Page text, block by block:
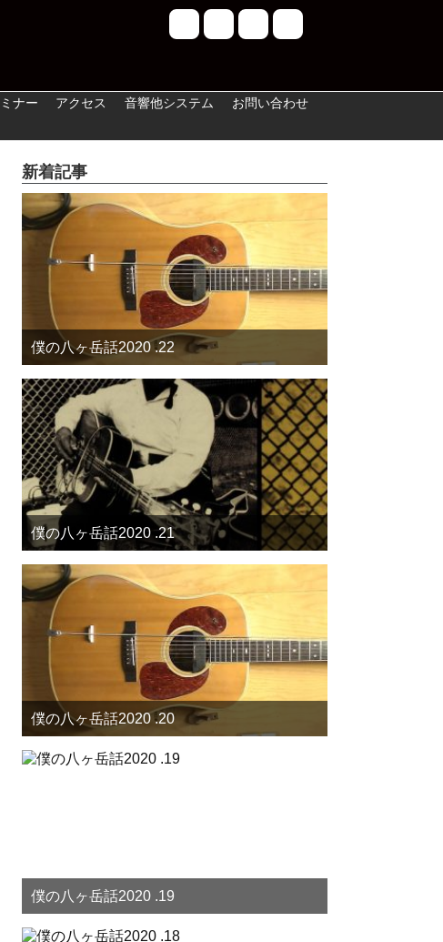
ナー アクセス 音響他システム
お問い合わせ
新着記事
僕の八ヶ岳話2020 .22
僕の八ヶ岳話2020 .21
僕の八ヶ岳話2020 .20
僕の八ヶ岳話2020 .19